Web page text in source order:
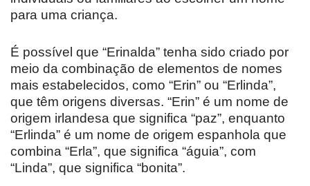
para uma criança.
É possível que “Erinalda” tenha sido criado por
meio da combinação de elementos de nomes
mais estabelecidos, como “Erin” ou “Erlinda”,
que têm origens diversas. “Erin” é um nome de
origem irlandesa que significa “paz”, enquanto
“Erlinda” é um nome de origem espanhola que
combina “Erla”, que significa “águia”, com
“Linda”, que significa “bonita”.